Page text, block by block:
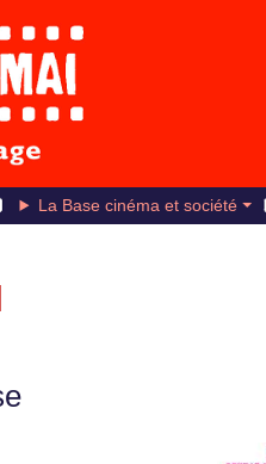
La Base cinéma et société